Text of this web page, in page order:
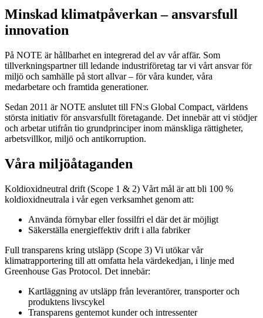
Minskad klimatpåverkan – ansvarsfull
innovation
På NOTE är hållbarhet en integrerad del av vår affär. Som
tillverkningspartner till ledande industriföretag tar vi vårt ansvar för
miljö och samhälle på stort allvar – för våra kunder, våra
medarbetare och framtida generationer.
Sedan 2011 är NOTE anslutet till FN:s Global Compact, världens
största initiativ för ansvarsfullt företagande. Det innebär att vi stödjer
och arbetar utifrån tio grundprinciper inom mänskliga rättigheter,
arbetsvillkor, miljö och antikorruption.
Våra miljöåtaganden
Koldioxidneutral drift (Scope 1 & 2) Vårt mål är att bli 100 %
koldioxidneutrala i vår egen verksamhet genom att:
Använda förnybar eller fossilfri el där det är möjligt
Säkerställa energieffektiv drift i alla fabriker
Full transparens kring utsläpp (Scope 3) Vi utökar vår
klimatrapportering till att omfatta hela värdekedjan, i linje med
Greenhouse Gas Protocol. Det innebär:
Kartläggning av utsläpp från leverantörer, transporter och
produktens livscykel
Transparens gentemot kunder och intressenter